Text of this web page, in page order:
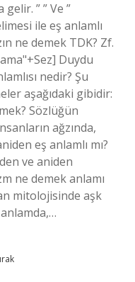
” ” Ve ”
ile eş anlamlı
ne demek TDK? Zf.
Duydu
nedir? Şu
aşağıdaki gibidir:
Sözlüğün
ağzında,
eş anlamlı mı?
ve aniden
ne demek anlamı
mitolojisinde aşk